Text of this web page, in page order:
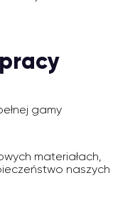
gamy
materiałach,
naszych